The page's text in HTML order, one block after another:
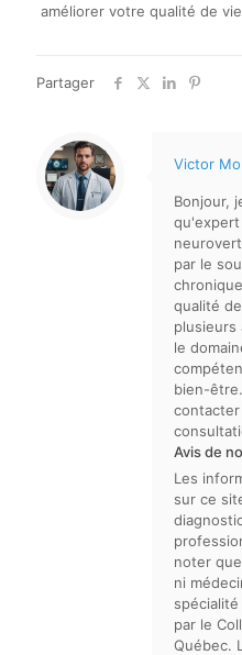
améliorer votre qualité de
Partager
Victor
Bonjour,
qu'expert
par le
qualité
plusieurs
le
bien-
Avis de
Les
sur ce
noter
ni
par le
Québec.